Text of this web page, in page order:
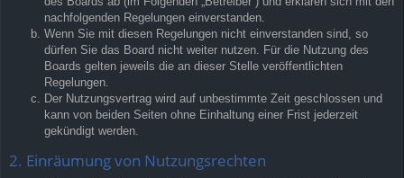
nachfolgenden Regelungen einverstanden.
Wenn Sie mit diesen Regelungen nicht einverstanden sind, so
dürfen Sie das Board nicht weiter nutzen. Für die Nutzung des
Boards gelten jeweils die an dieser Stelle veröffentlichten
Regelungen.
Der Nutzungsvertrag wird auf unbestimmte Zeit geschlossen und
kann von beiden Seiten ohne Einhaltung einer Frist jederzeit
gekündigt werden.
2. Einräumung von Nutzungsrechten